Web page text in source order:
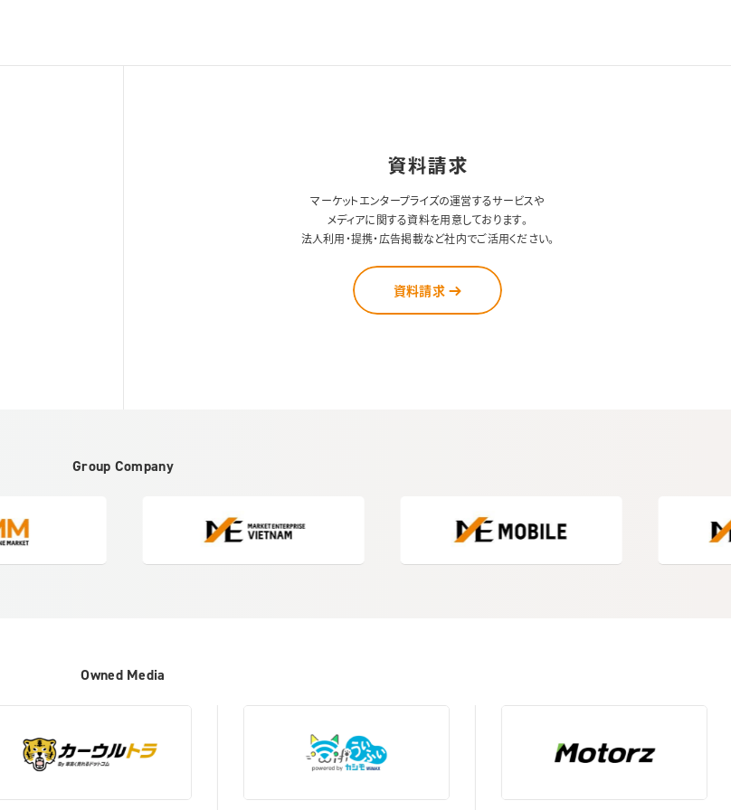
資料請求
マーケットエンタープライズの運営するサービスや
メディアに関する資料を用意しております。
法人利用・提携・広告掲載など社内でご活用ください。
資料請求
Group Company
Owned Media